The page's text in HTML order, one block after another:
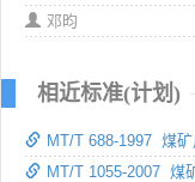
邓昀
相近标准(计划)
MT/T 688-1997 煤
MT/T 1055-2007 煤